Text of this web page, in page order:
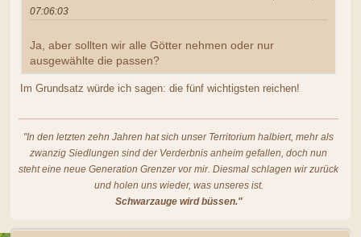
07:06:03
Ja, aber sollten wir alle Götter nehmen oder nur
ausgewählte die passen?
Im Grundsatz würde ich sagen: die fünf wichtigsten reichen!
"In den letzten zehn Jahren hat sich unser Territorium halbiert, mehr als
zwanzig Siedlungen sind der Verderbnis anheim gefallen, doch nun
steht eine neue Generation Grenzer vor mir. Diesmal schlagen wir zurück
und holen uns wieder, was unseres ist.
Schwarzauge wird büssen."